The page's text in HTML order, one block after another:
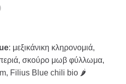
: μεξικάνικη κληρονομιά,
σκούρο μωβ φύλλωμα,
Filius Blue chili bio 🌶️